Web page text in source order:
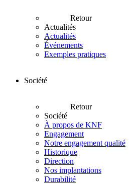
Retour
Actualités
Actualités
Événements
Exemples pratiques
Société
Retour
Société
À propos de KNF
Engagement
Notre engagement qualité
Historique
Direction
Nos implantations
Durabilité